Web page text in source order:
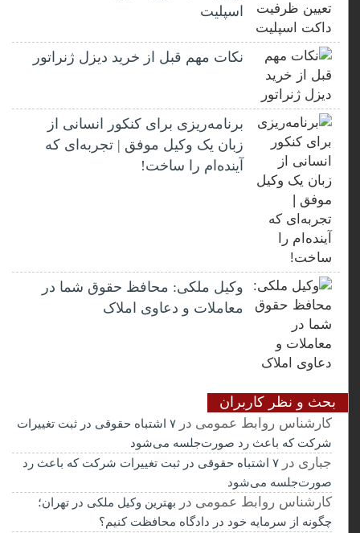
اسپلیت
نکات مهم قبل از خرید دیزل ژنراتور
برنامه‌ریزی برای کنکور انسانی از
زبان یک وکیل موفق | تجربه‌ای که
آینده‌ام را ساخت!
وکیل ملکی: محافظ حقوق شما در
معاملات و دعاوی املاک
بحث و نظر کاربران
کارشناس روابط عمومیدر
۷ اشتباه حقوقی در ثبت تغییرات
شرکت که باعث رد صورت‌جلسه می‌شود
جباری در
۷ اشتباه حقوقی در ثبت تغییرات شرکت که باعث رد
صورت‌جلسه می‌شود
کارشناس روابط عمومیدربهترین وکیل ملکی در تهران؛
چگونه از سرمایه خود در دادگاه محافظت کنیم؟